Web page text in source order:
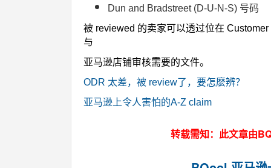
Dun and Bradstreet (D-U-N-S) 号码
被 reviewed 的卖家可以透过位在
与
亚马逊店铺审核需要的文件。
ODR 太差，被 review了，要怎麽辨？
亚马逊上令人害怕的A-Z claim
转载需知：此文章由